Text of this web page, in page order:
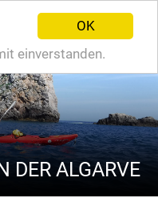
OK
einverstanden.
DER ALGARVE